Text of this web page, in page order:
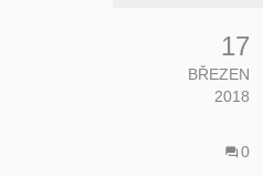
17
BŘEZEN
2018
0